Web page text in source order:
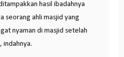
hasil ibadahnya
seorang ahli masjid yang
nyaman di masjid setelah
indahnya.